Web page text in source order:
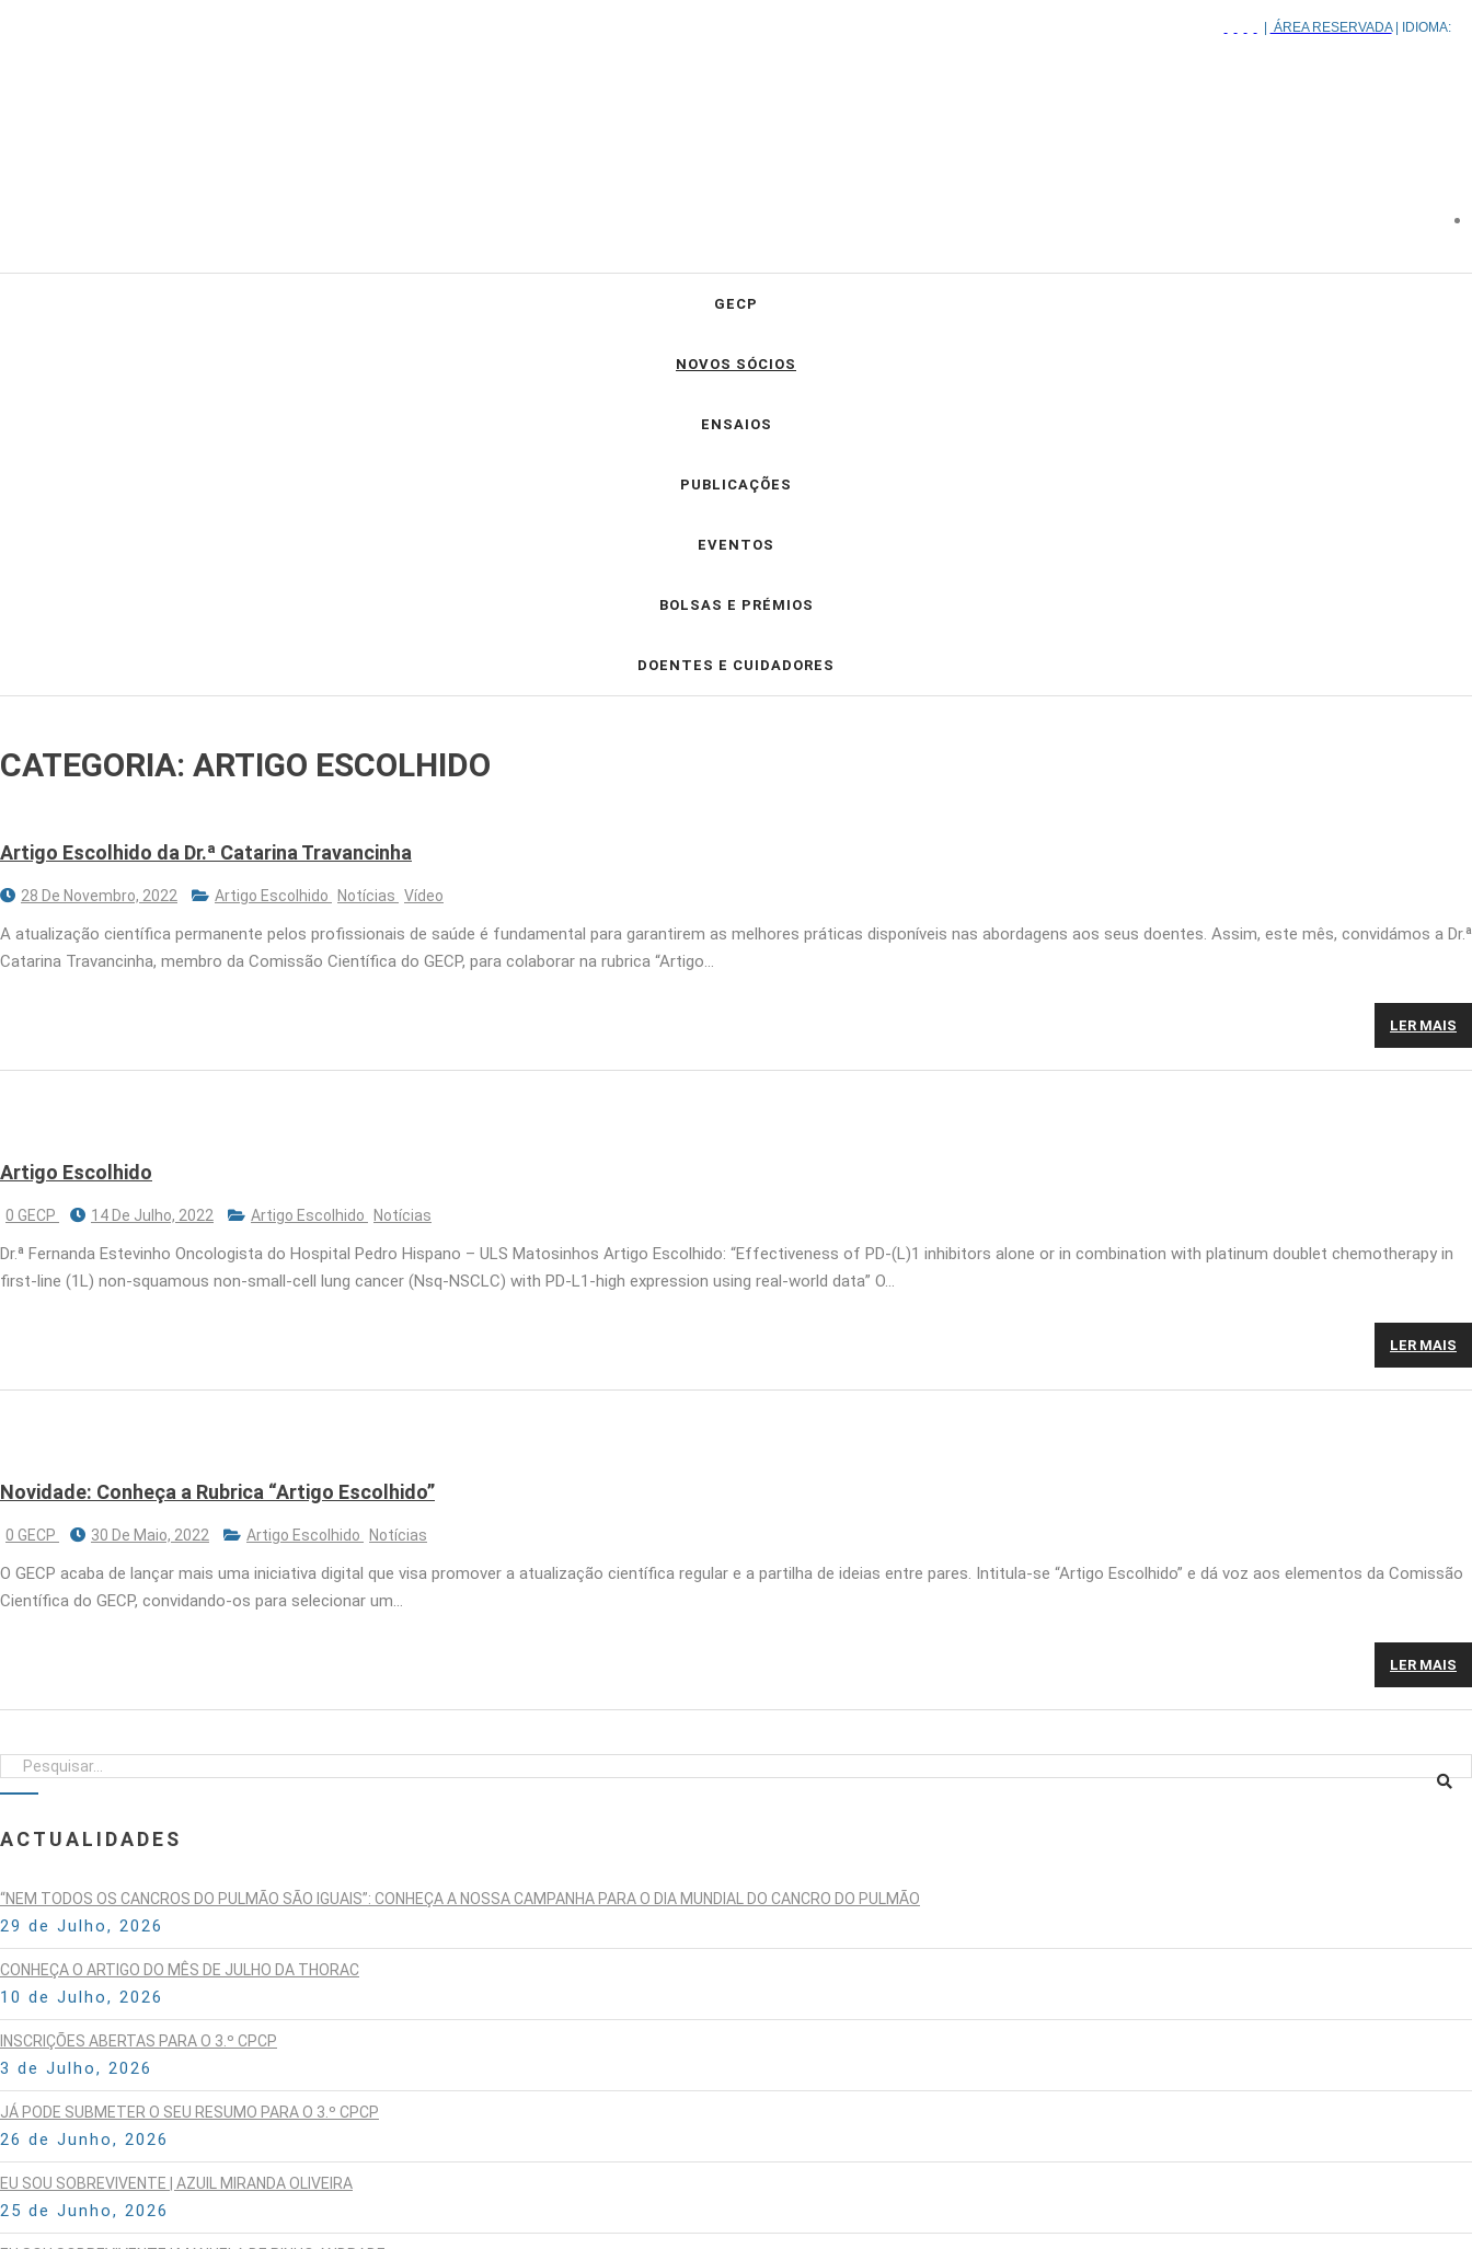
ÁREA RESERVADA| IDIOMA:
GECP
NOVOS SÓCIOS
ENSAIOS
PUBLICAÇÕES
EVENTOS
BOLSAS E PRÉMIOS
DOENTES E CUIDADORES
CATEGORIA: ARTIGO ESCOLHIDO
Artigo Escolhido da Dr.ª Catarina Travancinha
28 De Novembro, 2022 Artigo Escolhido Notícias Vídeo
A atualização científica permanente pelos profissionais de saúde é fundamental para garantirem as melhores práticas disponíveis nas abordagens aos seus doentes. Assim, este mês, convidámos a Dr.ª
Catarina Travancinha, membro da Comissão Científica do GECP, para colaborar na rubrica “Artigo…
LER MAIS
Artigo Escolhido
0 GECP 14 De Julho, 2022 Artigo Escolhido Notícias
Dr.ª Fernanda Estevinho Oncologista do Hospital Pedro Hispano – ULS Matosinhos Artigo Escolhido: “Effectiveness of PD-(L)1 inhibitors alone or in combination with platinum doublet chemotherapy in
first-line (1L) non-squamous non-small-cell lung cancer (Nsq-NSCLC) with PD-L1-high expression using real-world data” O…
LER MAIS
Novidade: Conheça a Rubrica “Artigo Escolhido”
0 GECP 30 De Maio, 2022 Artigo Escolhido Notícias
O GECP acaba de lançar mais uma iniciativa digital que visa promover a atualização científica regular e a partilha de ideias entre pares. Intitula-se “Artigo Escolhido” e dá voz aos elementos da Comissão
Científica do GECP, convidando-os para selecionar um…
LER MAIS
ACTUALIDADES
“NEM TODOS OS CANCROS DO PULMÃO SÃO IGUAIS”: CONHEÇA A NOSSA CAMPANHA PARA O DIA MUNDIAL DO CANCRO DO PULMÃO
29 de Julho, 2026
CONHEÇA O ARTIGO DO MÊS DE JULHO DA THORAC
10 de Julho, 2026
INSCRIÇÕES ABERTAS PARA O 3.º CPCP
3 de Julho, 2026
JÁ PODE SUBMETER O SEU RESUMO PARA O 3.º CPCP
26 de Junho, 2026
EU SOU SOBREVIVENTE | AZUIL MIRANDA OLIVEIRA
25 de Junho, 2026